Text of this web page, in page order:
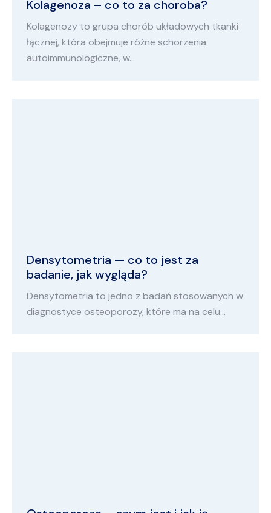
Kolagenoza – co to za choroba?
Kolagenozy to grupa chorób układowych tkanki
łącznej, która obejmuje różne schorzenia
autoimmunologiczne, w…
Densytometria — co to jest za
badanie, jak wygląda?
Densytometria to jedno z badań stosowanych w
diagnostyce osteoporozy, które ma na celu…